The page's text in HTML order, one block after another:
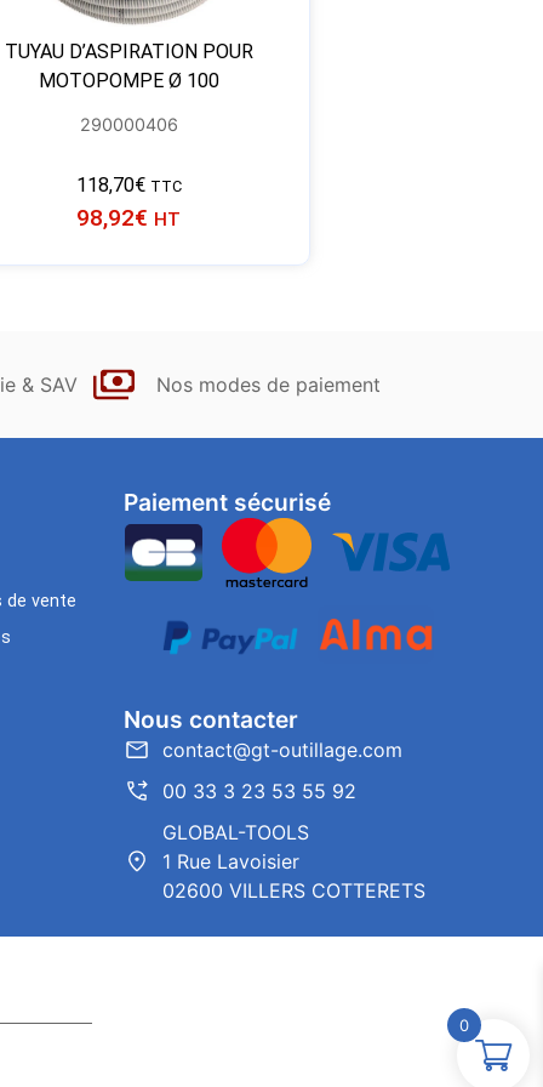
TUYAU D’ASPIRATION POUR
MOTOPOMPE Ø 100
290000406
118,70€ TTC
98,92€ HT
& SAV Nos modes de paiement
de vente
Paiement sécurisé
Nous contacter
contact@gt-outillage.com
00 33 3 23 53 55 92
GLOBAL-TOOLS
1 Rue Lavoisier
02600 VILLERS COTTERETS
0